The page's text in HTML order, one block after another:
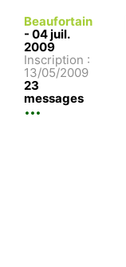
Beaufortain
- 04 juil.
2009
Inscription :
13/05/2009
23
messages